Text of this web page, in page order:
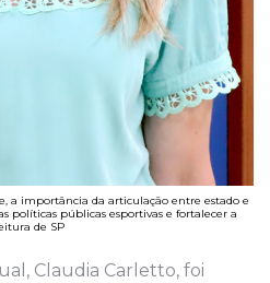
a importância da articulação entre estado e
políticas públicas esportivas e fortalecer a
de SP
Claudia Carletto, foi